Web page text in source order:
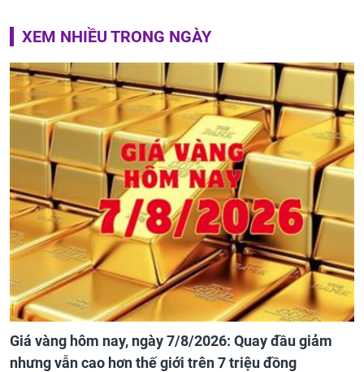
XEM NHIỀU TRONG NGÀY
Giá vàng hôm nay, ngày 7/8/2026: Quay đầu giảm
nhưng vẫn cao hơn thế giới trên 7 triệu đồng